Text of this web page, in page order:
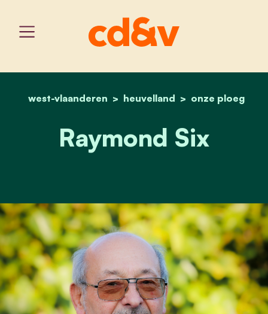
home
west-vlaanderen heuvelland onze ploeg
raymond six
Raymond Six